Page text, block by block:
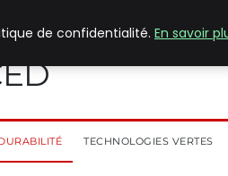
TECHNOLOGIES VERTES
de confidentialité. En savoir